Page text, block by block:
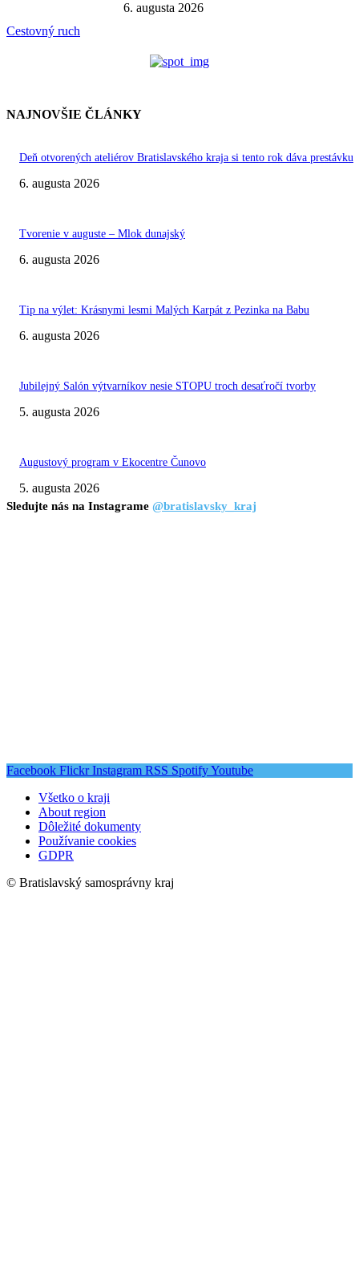
Cestovný ruch
6. augusta 2026
NAJNOVŠIE ČLÁNKY
Deň otvorených ateliérov Bratislavského kraja si tento rok dáva prestávku
6. augusta 2026
Tvorenie v auguste – Mlok dunajský
6. augusta 2026
Tip na výlet: Krásnymi lesmi Malých Karpát z Pezinka na Babu
6. augusta 2026
Jubilejný Salón výtvarníkov nesie STOPU troch desaťročí tvorby
5. augusta 2026
Augustový program v Ekocentre Čunovo
5. augusta 2026
Sledujte nás na Instagrame @bratislavsky_kraj
Facebook Flickr Instagram RSS SpotifyYoutube
Všetko o kraji
About region
Dôležité dokumenty
Používanie cookies
GDPR
© Bratislavský samosprávny kraj